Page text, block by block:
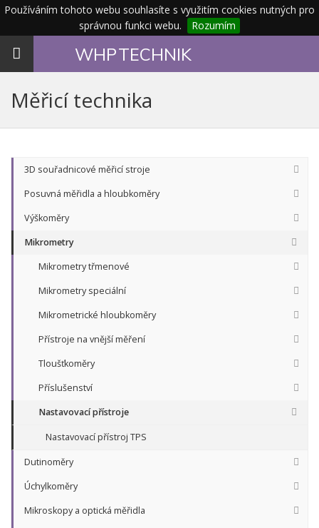
Používáním tohoto webu souhlasíte s využitím cookies nutných pro
správnou funkci webu.
Rozumím
Toggle
WHPTECHNIK
Měřicí technika
3D souřadnicové měřicí stroje
Posuvná měřidla a hloubkoměry
Výškoměry
Mikrometry
Mikrometry třmenové
Mikrometry speciální
Mikrometrické hloubkoměry
Přístroje na vnější měření
Tloušťkoměry
Příslušenství
Nastavovací přístroje
Nastavovací přístroj TPS
Dutinoměry
Úchylkoměry
Mikroskopy a optická měřidla